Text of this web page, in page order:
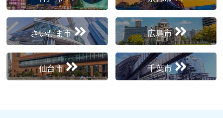
さいたま市 広島市
仙台市 千葉市